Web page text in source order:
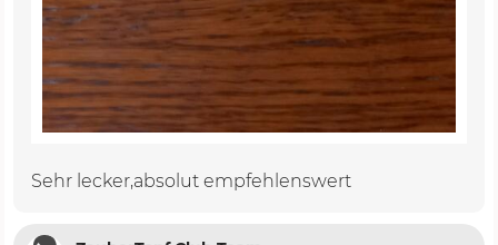
Sehr lecker,absolut empfehlenswert